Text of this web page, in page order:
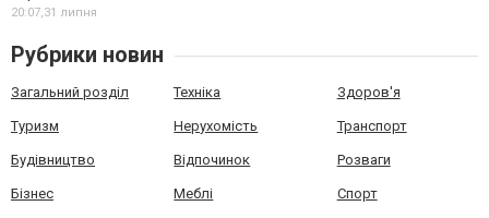
20:07,31 липня
Рубрики новин
Загальний розділ Техніка Здоров'я
Туризм Нерухомість Транспорт
Будівництво Відпочинок Розваги
Бізнес Меблі Спорт